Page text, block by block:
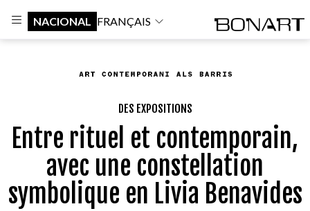
NACIONAL FRANÇAIS
DES EXPOSITIONS
Entre rituel et contemporain,
avec une constellation
symbolique en Livia Benavides